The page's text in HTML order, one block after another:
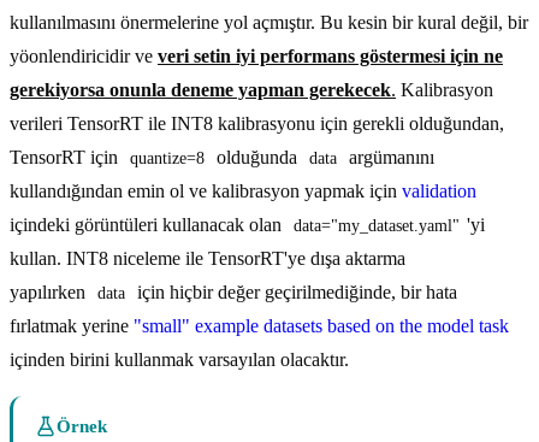
kullanılmasını önermelerine yol açmıştır. Bu kesin bir kural değil, bir
yöonlendiricidir ve veri setin iyi performans göstermesi için ne
gerekiyorsa onunla deneme yapman gerekecek. Kalibrasyon
verileri TensorRT ile INT8 kalibrasyonu için gerekli olduğundan,
TensorRT için
quantize=8 olduğunda data
argümanını
kullandığından emin ol ve kalibrasyon yapmak için validation
içindeki görüntüleri kullanacak olan
data="my_dataset.yaml" 'yi
kullan. INT8 niceleme ile TensorRT'ye dışa aktarma
yapılırken
data
için hiçbir değer geçirilmediğinde, bir hata
fırlatmak yerine "small" example datasets based on the model task
içinden birini kullanmak varsayılan olacaktır.
Örnek